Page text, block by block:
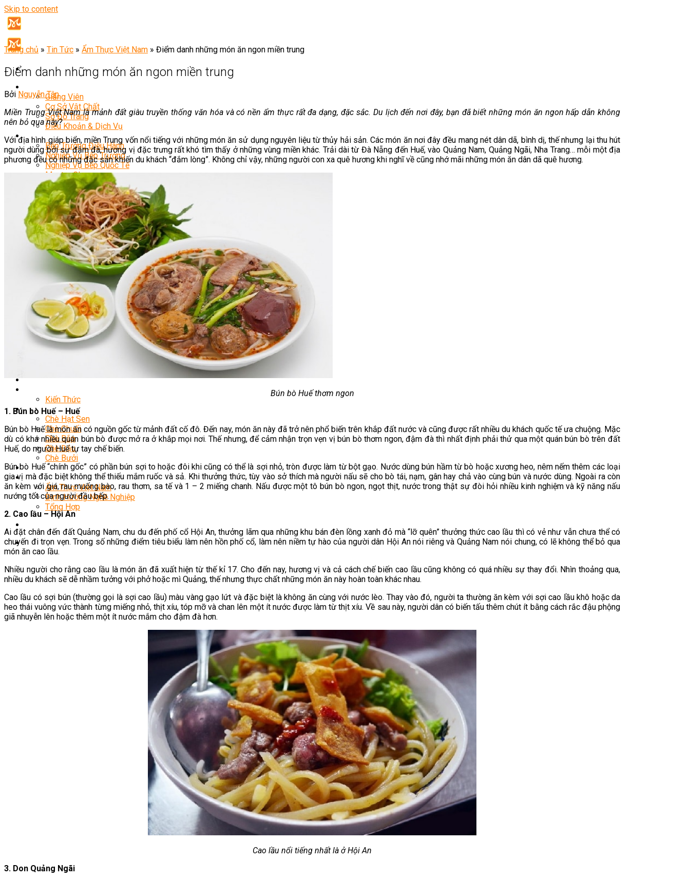
Skip to content
Giảng Viên
Cơ Sở Vật Chất
Sơ Đồ Trang
Điều Khoản & Dịch Vụ
Khóa Học
Bếp Trưởng Điều Hành
Nghiệp Vụ Bếp Trưởng
Nghiệp Vụ Bếp Quốc Tế
Master Class
Bếp Trưởng Bếp Á
Bếp Trưởng Bếp Âu
Bếp Trưởng Bếp Nhật
Bếp Trưởng Bếp Việt
Bếp Trưởng Bếp Hoa
Nghiệp Vụ Bếp Hàn
Nghiệp Vụ Bếp Thái
Nghiệp Vụ Quản Lý Bếp
Nghiệp Vụ Bếp Phụ
Khóa Học Eat Clean
Khóa Học Food Stylist
Khởi Sự Kinh Doanh Nhà Hàng
Nghiệp Vụ Bếp Chay
Điểm Tâm Hồng Kông
Học Cắt Tỉa Rau Củ Quả
Học Nấu Ăn Gia Đình
Học Mở Quán Kinh Doanh
Khóa Học Khởi Sự Kinh Doanh Ngành F&B
Bí Quyết Kinh Doanh Và Vận Hành Mô Hình Ẩm Thực
Kiến Thức
Học Nấu Chè
Chè Hạt Sen
Chè Chuối
Chè Bắp
Chè Đậu
Chè Bưởi
Món Ngon Mỗi Ngày
Tin Tức
Ẩm Thực Việt Nam
Định Hướng Nghề Nghiệp
Tổng Hợp
Trang chủ » Tin Tức » Ẩm Thực Việt Nam » Điểm danh những món ăn ngon miền trung
Điểm danh những món ăn ngon miền trung
Bởi Nguyễn Tân
Miền Trung Việt Nam là mảnh đất giàu truyền thống văn hóa và có nền ẩm thực rất đa dạng, đặc sắc. Du lịch đến nơi đây, bạn đã biết những món ăn ngon hấp dẫn không
nên bỏ qua này?
Với địa hình giáp biển, miền Trung vốn nổi tiếng với những món ăn sử dụng nguyên liệu từ thủy hải sản. Các món ăn nơi đây đều mang nét dân dã, bình dị, thế nhưng lại thu hút
người dùng bởi sự đậm đà, hương vị đặc trưng rất khó tìm thấy ở những vùng miền khác. Trải dài từ Đà Nẵng đến Huế, vào Quảng Nam, Quảng Ngãi, Nha Trang… mỗi một địa
phương đều có những đặc sản khiến du khách “đắm lòng”. Không chỉ vậy, những người con xa quê hương khi nghĩ về cũng nhớ mãi những món ăn dân dã quê hương.
Bún bò Huế thơm ngon
1. Bún bò Huế – Huế
Bún bò Huế là món ăn có nguồn gốc từ mảnh đất cố đô. Đến nay, món ăn này đã trở nên phổ biến trên khắp đất nước và cũng được rất nhiều du khách quốc tế ưa chuộng. Mặc
dù có khá nhiều quán bún bò được mở ra ở khắp mọi nơi. Thế nhưng, để cảm nhận trọn vẹn vị bún bò thơm ngon, đậm đà thì nhất định phải thử qua một quán bún bò trên đất
Huế, do người Huế tự tay chế biến.
Bún bò Huế “chính gốc” có phần bún sợi to hoặc đôi khi cũng có thể là sợi nhỏ, tròn được làm từ bột gạo. Nước dùng bún hầm từ bò hoặc xương heo, nêm nếm thêm các loại
gia vị mà đặc biệt không thể thiếu mắm ruốc và sả. Khi thưởng thức, tùy vào sở thích mà người nấu sẽ cho bò tái, nạm, gân hay chả vào cùng bún và nước dùng. Ngoài ra còn
ăn kèm với giá, rau muống bào, rau thơm, sa tế và 1 – 2 miếng chanh. Nấu được một tô bún bò ngon, ngọt thịt, nước trong thật sự đòi hỏi nhiều kinh nghiệm và kỹ năng nấu
nướng tốt của người đầu bếp.
2. Cao lầu – Hội An
Ai đặt chân đến đất Quảng Nam, chu du đến phố cổ Hội An, thưởng lãm qua những khu bán đèn lồng xanh đỏ mà “lỡ quên” thưởng thức cao lầu thì có vẻ như vẫn chưa thể có
chuyến đi trọn vẹn. Trong số những điểm tiêu biểu làm nên hồn phố cổ, làm nên niềm tự hào của người dân Hội An nói riêng và Quảng Nam nói chung, có lẽ không thể bỏ qua
món ăn cao lầu.
Nhiều người cho rằng cao lầu là món ăn đã xuất hiện từ thế kỉ 17. Cho đến nay, hương vị và cả cách chế biến cao lầu cũng không có quá nhiều sự thay đổi. Nhìn thoảng qua,
nhiều du khách sẽ dễ nhầm tưởng với phở hoặc mì Quảng, thế nhưng thực chất những món ăn này hoàn toàn khác nhau.
Cao lầu có sợi bún (thường gọi là sợi cao lầu) màu vàng gạo lứt và đặc biệt là không ăn cùng với nước lèo. Thay vào đó, người ta thường ăn kèm với sợi cao lầu khô hoặc da
heo thái vuông vức thành từng miếng nhỏ, thịt xíu, tóp mỡ và chan lên một ít nước được làm từ thịt xíu. Về sau này, người dân có biến tấu thêm chút ít bằng cách rắc đậu phộng
giã nhuyễn lên hoặc thêm một ít nước mắm cho đậm đà hơn.
Cao lầu nổi tiếng nhất là ở Hội An
3. Don Quảng Ngãi